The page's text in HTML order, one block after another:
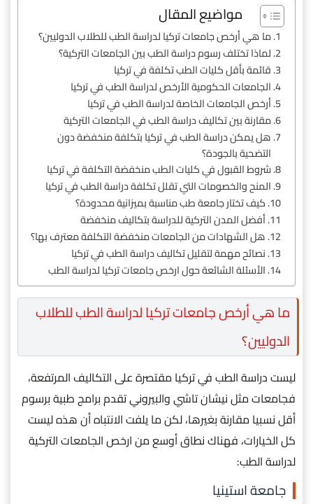
مواضيع المقال
ما هي أرخص جامعات تركيا لدراسة الطب للطلاب الدوليين؟
لماذا تختلف رسوم دراسة الطب بين الجامعات التركية؟
قائمة بأقل كليات الطب تكلفة في تركيا
الجامعات الحكومية الأرخص لدراسة الطب في تركيا
أرخص الجامعات الخاصة لدراسة الطب في تركيا
مقارنة بين تكاليف دراسة الطب في الجامعات التركية
هل يمكن دراسة الطب في تركيا بتكلفة منخفضة دون
التضحية بالجودة؟
شروط القبول في كليات الطب منخفضة التكلفة في تركيا
المنح والخصومات التي تقلل تكلفة دراسة الطب في تركيا
كيف تختار جامعة طب مناسبة بميزانية محدودة؟
أفضل المدن التركية للدراسة بتكاليف منخفضة
هل الشهادات من الجامعات منخفضة التكلفة معترف بها؟
نصائح مهمة لتقليل تكاليف دراسة الطب في تركيا
الأسئلة الشائعة حول ارخص جامعات تركيا لدراسة الطب
ما هي أرخص جامعات تركيا لدراسة الطب للطلاب
الدوليين؟
ليست دراسة الطب في تركيا مقتصرة على التكاليف المرتفعة،
فجامعات مثل نيشان تاشي والبيروني تقدم برامج طبية برسوم
أقل نسبيا مقارنة بغيرها، لكن ما يلفت الانتباه أن هذه ليست
كل الخيارات، فهناك نطاق أوسع من ارخص الجامعات التركية
لدراسة الطب:
جامعة استينيا